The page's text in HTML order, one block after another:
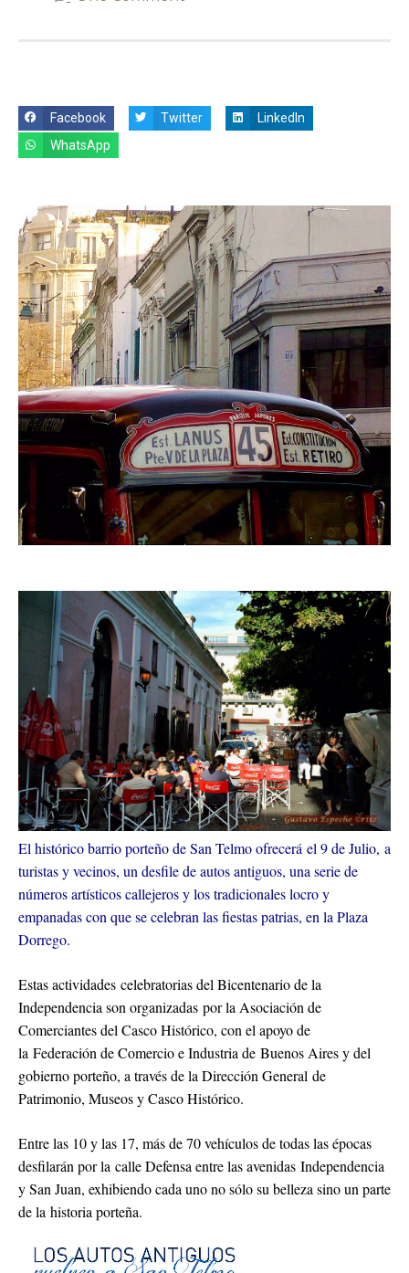
Facebook Twitter
LinkedIn
WhatsApp
El histórico barrio porteño de San Telmo ofrecerá el 9 de Julio, a
turistas y vecinos, un desfile de autos antiguos, una serie de
números artísticos callejeros y los tradicionales locro y
empanadas con que se celebran las fiestas patrias, en la Plaza
Dorrego.
Estas actividades celebratorias del Bicentenario de la
Independencia son organizadas por la Asociación de
Comerciantes del Casco Histórico, con el apoyo de
la Federación de Comercio e Industria de Buenos Aires y del
gobierno porteño, a través de la Dirección General de
Patrimonio, Museos y Casco Histórico.
Entre las 10 y las 17, más de 70 vehículos de todas las épocas
desfilarán por la calle Defensa entre las avenidas Independencia
y San Juan, exhibiendo cada uno no sólo su belleza sino un parte
de la historia porteña.